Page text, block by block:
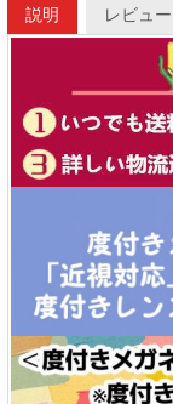
説明 レビュ